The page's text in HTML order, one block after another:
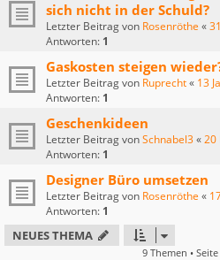
sich nicht in der Schuld?
Letzter Beitrag von Rosenröthe «
Antworten: 1
Gaskosten steigen
Letzter Beitrag von Ruprecht« 13
Antworten: 1
Geschenkideen
Letzter Beitrag vonSchnabel3«20
Antworten: 1
Designer Büro umsetzen
Letzter Beitrag von Rosenröthe «
Antworten: 1
NEUES THEMA
9 Themen • Seite